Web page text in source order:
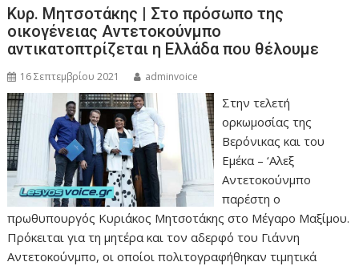
Κυρ. Μητσοτάκης | Στο πρόσωπο της
οικογένειας Αντετοκούνμπο
αντικατοπτρίζεται η Ελλάδα που θέλουμε
16 Σεπτεμβρίου 2021 adminvoice
Στην τελετή
ορκωμοσίας της
Βερόνικας και του
Εμέκα – ‘Αλεξ
Αντετοκούνμπο
παρέστη ο
πρωθυπουργός Κυριάκος Μητσοτάκης στο Μέγαρο Μαξίμου.
Πρόκειται για τη μητέρα και τον αδερφό του Γιάννη
Αντετοκούνμπο, οι οποίοι πολιτογραφήθηκαν τιμητικά